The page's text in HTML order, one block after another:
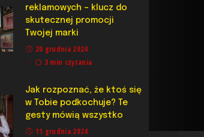
reklamowych – klucz do
skutecznej promocji
Twojej marki
20 grudnia 2024
3 min czytania
Jak rozpoznać, że ktoś się
w Tobie podkochuje? Te
gesty mówią wszystko
11 grudnia 2024